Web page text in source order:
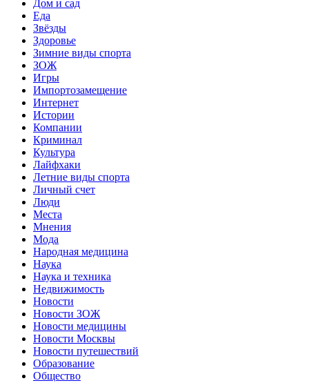
Дом и сад
Еда
Звёзды
Здоровье
Зимние виды спорта
ЗОЖ
Игры
Импортозамещение
Интернет
Истории
Компании
Криминал
Культура
Лайфхаки
Летние виды спорта
Личный счет
Люди
Места
Мнения
Мода
Народная медицина
Наука
Наука и техника
Недвижимость
Новости
Новости ЗОЖ
Новости медицины
Новости Москвы
Новости путешествий
Образование
Общество